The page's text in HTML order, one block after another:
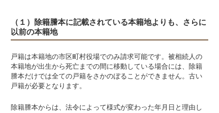
（１）除籍謄本に記載されている本籍地よりも、さらに
以前の本籍地
戸籍は本籍地の市区町村役場でのみ請求可能です。被相続人の
本籍地が出生から死亡までの間に移動している場合には、除籍
謄本だけでは全ての戸籍をさかのぼることができません。古い
戸籍が必要となります。
除籍謄本からは、法令によって様式が変わった年月日と理由し